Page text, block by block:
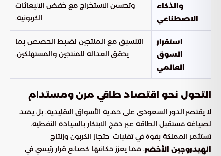
والذكاء
الاصطناعي
وتحسين الاستخراج مع خفض الانبعاثات
الكربونية.
استقرار
السوق
العالمي
التنسيق مع المنتجين لضبط الحصص بما
يحقق العدالة للمنتجين والمستهلكين.
التحول نحو اقتصاد طاقي مرن ومستدام
لا يقتصر الدور السعودي على حماية الأسواق التقليدية، بل يمتد
لصياغة مستقبل الطاقة عبر دمج الابتكار بالسيادة النفطية.
تستثمر المملكة بقوة في تقنيات احتجاز الكربون وإنتاج
الهيدروجين الأخضر، مما يعزز مكانتها كصانع قرار رئيسي في